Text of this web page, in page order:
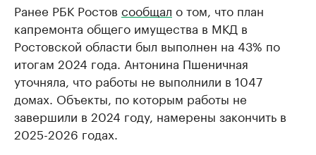
Ранее РБК Ростов сообщал о том, что план
капремонта общего имущества в МКД в
Ростовской области был выполнен на 43% по
итогам 2024 года. Антонина Пшеничная
уточняла, что работы не выполнили в 1047
домах. Объекты, по которым работы не
завершили в 2024 году, намерены закончить в
2025-2026 годах.